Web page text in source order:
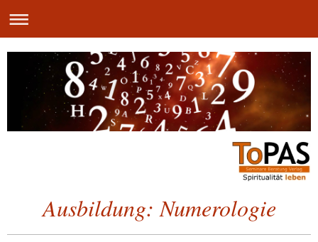
Ausbildung: Numerologie